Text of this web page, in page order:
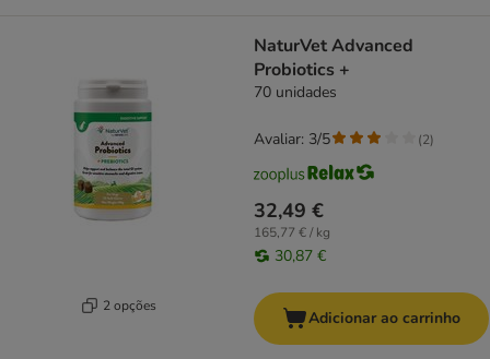
2 opções
NaturVet Advanced
Probiotics +
70 unidades
32,49 €
165,77 € / kg
30,87 €
Avaliar: 3/5 (2)
Adicionar ao carrinho